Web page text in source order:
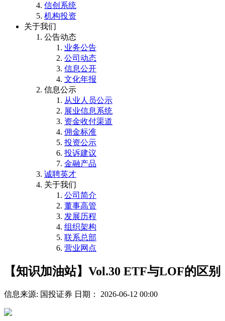
信创系统
机构投资
关于我们
公告动态
业务公告
公司动态
信息公开
文化年报
信息公示
从业人员公示
展业信息系统
资金收付渠道
佣金标准
投资公示
投诉建议
金融产品
诚聘英才
关于我们
公司简介
董事高管
发展历程
组织架构
联系总部
营业网点
【知识加油站】Vol.30 ETF与LOF的区别
信息来源: 国投证券 日期： 2026-06-12 00:00